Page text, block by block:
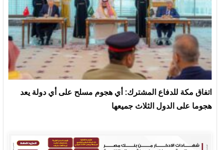
‏اتفاق مكة للدفاع المشترك: أي هجوم مسلح على أي دولة يعد
هجوما على الدول الثلاث جميعها